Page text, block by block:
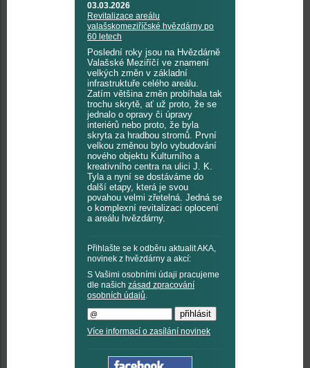
03.03.2026
Revitalizace areálu
valašskomeziříčské hvězdárny po
60 letech
Poslední roky jsou na Hvězdárně
Valašské Meziříčí ve znamení
velkých změn v základní
infrastruktuře celého areálu.
Zatím většina změn probíhala tak
trochu skrytě, ať už proto, že se
jednalo o opravy či úpravy
interiérů nebo proto, že byla
skryta za hradbou stromů. První
velkou změnou bylo vybudování
nového objektu Kulturního a
kreativního centra na ulici J. K.
Tyla a nyní se dostáváme do
další etapy, která je svou
povahou velmi zřetelná. Jedná se
o komplexní revitalizaci oplocení
a areálu hvězdárny.
Přihlašte se k odběru aktualit AKA,
novinek z hvězdárny a akcí:
S Vašimi osobními údaji pracujeme
dle našich zásad zpracování
osobních údajů.
Více informací o zasílání novinek